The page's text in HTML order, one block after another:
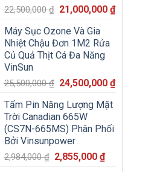
22,500,000₫ Giá
là:
22,500,000 ₫.
21,000,000₫Giá
Máy Sục Ozone Và Gia
Nhiệt Chậu Đơn 1M2 Rửa
Củ Quả Thịt Cá Đa Năng
VinSun
25,500,000₫ Giá
là:
25,500,000 ₫.
24,500,000₫Giá
Tấm Pin Năng Lượng Mặt
Trời Canadian 665W
(CS7N-665MS) Phân Phối
Bởi Vinsunpower
2,984,000₫ Giá
2,855,000₫Giá